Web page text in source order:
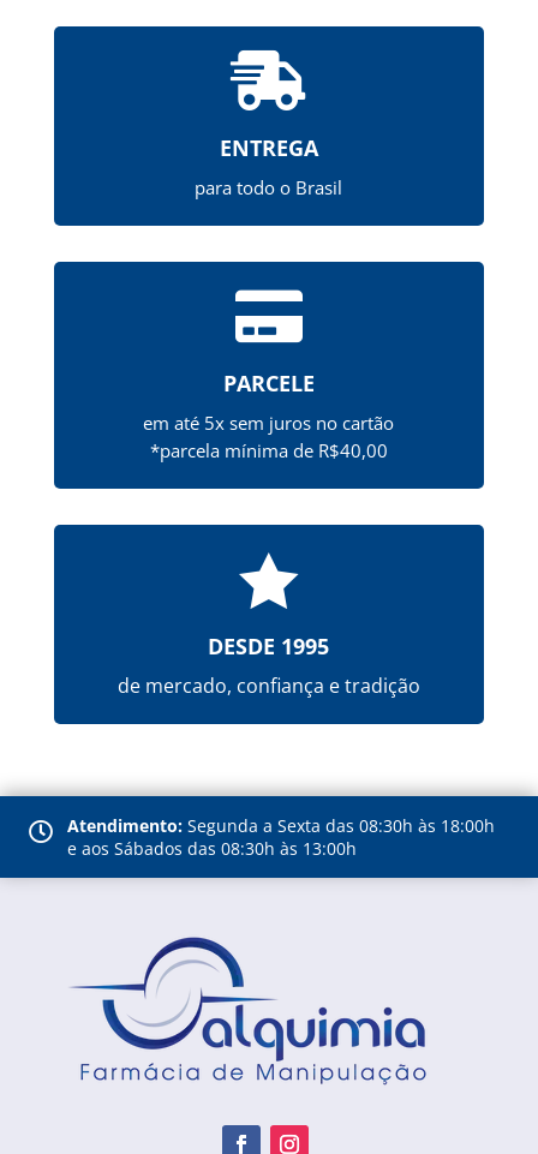

ENTREGA
para todo o Brasil

PARCELE
em até 5x sem juros no cartão
*parcela mínima de R$40,00

DESDE 1995
de mercado, confiança e tradição
 Atendimento: Segunda a Sexta das 08:30h às 18:00h
e aos Sábados das 08:30h às 13:00h